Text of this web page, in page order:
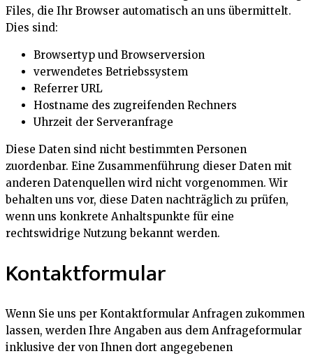
Files, die Ihr Browser automatisch an uns übermittelt.
Dies sind:
Browsertyp und Browserversion
verwendetes Betriebssystem
Referrer URL
Hostname des zugreifenden Rechners
Uhrzeit der Serveranfrage
Diese Daten sind nicht bestimmten Personen
zuordenbar. Eine Zusammenführung dieser Daten mit
anderen Datenquellen wird nicht vorgenommen. Wir
behalten uns vor, diese Daten nachträglich zu prüfen,
wenn uns konkrete Anhaltspunkte für eine
rechtswidrige Nutzung bekannt werden.
Kontaktformular
Wenn Sie uns per Kontaktformular Anfragen zukommen
lassen, werden Ihre Angaben aus dem Anfrageformular
inklusive der von Ihnen dort angegebenen